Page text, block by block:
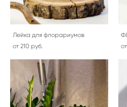
Лейка для флорариумов
от 210 pуб.